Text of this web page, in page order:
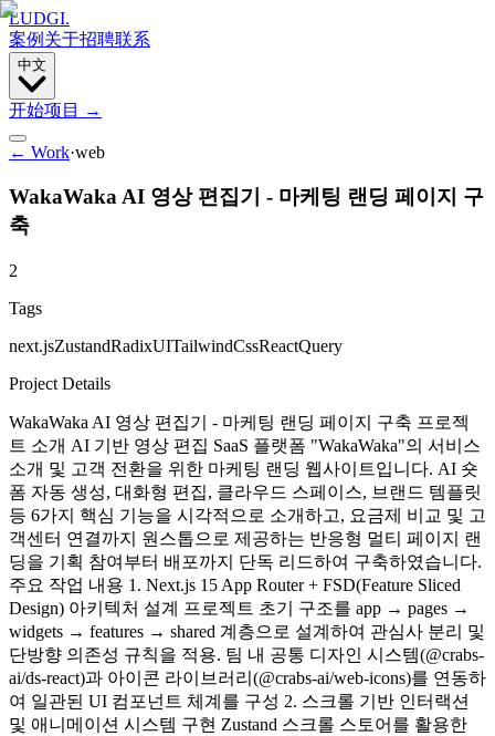
LUDGI.
案例 关于招聘联系
中文
开始项目 →
← Work·web
WakaWaka AI 영상 편집기 - 마케팅 랜딩 페이지 구
축
2
Tags
next.jsZustandRadixUITailwindCssReactQuery
Project Details
WakaWaka AI 영상 편집기 - 마케팅 랜딩 페이지 구축 프로젝
트 소개 AI 기반 영상 편집 SaaS 플랫폼 "WakaWaka"의 서비스
소개 및 고객 전환을 위한 마케팅 랜딩 웹사이트입니다. AI 숏
폼 자동 생성, 대화형 편집, 클라우드 스페이스, 브랜드 템플릿
등 6가지 핵심 기능을 시각적으로 소개하고, 요금제 비교 및 고
객센터 연결까지 원스톱으로 제공하는 반응형 멀티 페이지 랜
딩을 기획 참여부터 배포까지 단독 리드하여 구축하였습니다.
주요 작업 내용 1. Next.js 15 App Router + FSD(Feature Sliced
Design) 아키텍처 설계 프로젝트 초기 구조를 app → pages →
widgets → features → shared 계층으로 설계하여 관심사 분리 및
단방향 의존성 규칙을 적용. 팀 내 공통 디자인 시스템(@crabs-
ai/ds-react)과 아이콘 라이브러리(@crabs-ai/web-icons)를 연동하
여 일관된 UI 컴포넌트 체계를 구성 2. 스크롤 기반 인터랙션
및 애니메이션 시스템 구현 Zustand 스크롤 스토어를 활용한